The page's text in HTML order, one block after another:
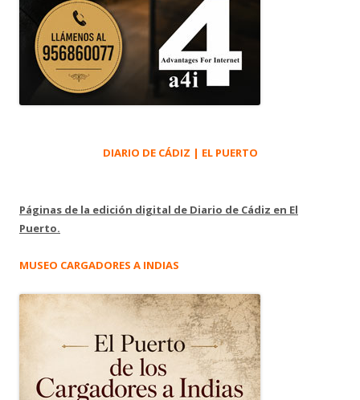
DIARIO DE CÁDIZ | EL PUERTO
Páginas de la edición digital de Diario de Cádiz en El
Puerto.
MUSEO CARGADORES A INDIAS